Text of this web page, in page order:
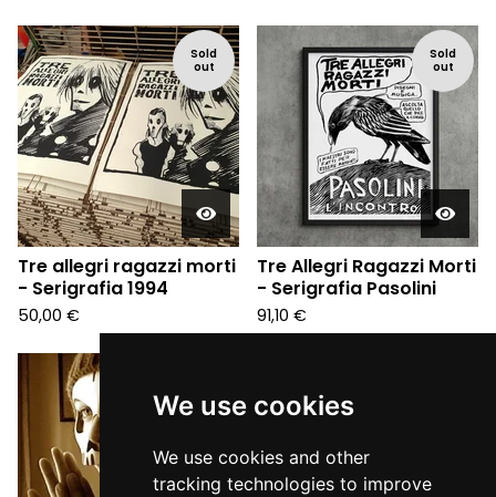
We use cookies
We use cookies and other
tracking technologies to improve
Sold
out
Tre allegri ragazzi morti
- Serigrafia 1994
50,00 €
Sold
out
Tre Allegri Ragazzi Morti
- Serigrafia Pasolini
91,10 €